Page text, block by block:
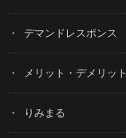
デマンドレスポンス
メリット・デメリット
りみまる